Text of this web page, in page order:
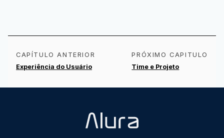
CAPÍTULO ANTERIOR
Experiência do Usuário
PRÓXIMO CAPITULO
Time e Projeto